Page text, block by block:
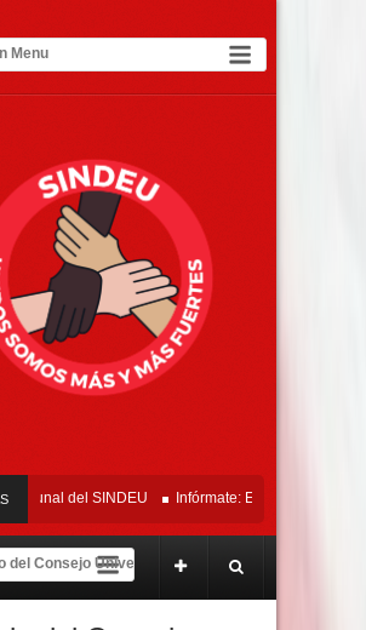
del SINDEU Infórmate: ELECCIONES SINDEU
y de inscripción de tendencias del 22 de abril al